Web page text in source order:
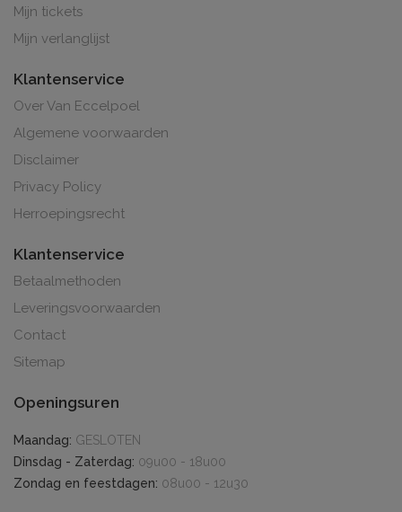
Mijn tickets
Mijn verlanglijst
Klantenservice
Over Van Eccelpoel
Algemene voorwaarden
Disclaimer
Privacy Policy
Herroepingsrecht
Klantenservice
Betaalmethoden
Leveringsvoorwaarden
Contact
Sitemap
Openingsuren
Maandag: GESLOTEN
Dinsdag - Zaterdag: 09u00 - 18u00
Zondag en feestdagen: 08u00 - 12u30